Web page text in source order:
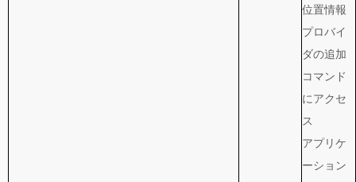
位置情報
プロバイ
ダの追加
コマンド
にアクセ
ス
アプリケ
ーション